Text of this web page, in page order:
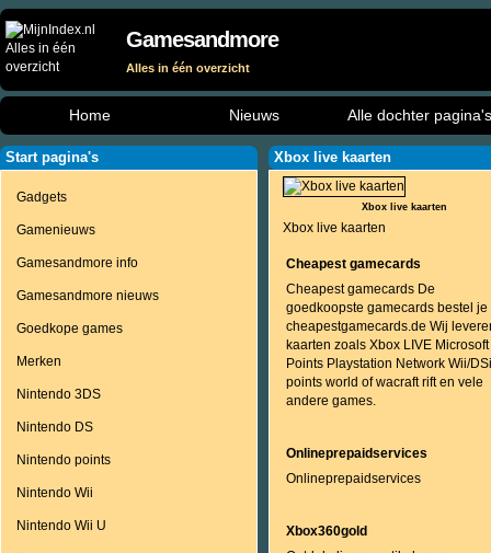
Gamesandmore
Alles in één overzicht
Home Nieuws Alle dochter pagina's
Start pagina's
Gadgets
Gamenieuws
Gamesandmore info
Gamesandmore nieuws
Goedkope games
Merken
Nintendo 3DS
Nintendo DS
Nintendo points
Nintendo Wii
Nintendo Wii U
Xbox live kaarten
Xbox live kaarten
Xbox live kaarten
Cheapest gamecards
Cheapest gamecards De
goedkoopste gamecards bestel je
cheapestgamecards.de Wij
kaarten zoals Xbox LIVE Microsoft
Points Playstation Network Wii/DSi
points world of wacraft rift en vele
andere games.
Onlineprepaidservices
Onlineprepaidservices
Xbox360gold